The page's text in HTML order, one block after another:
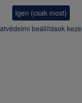
Igen (csak most)
beállítások